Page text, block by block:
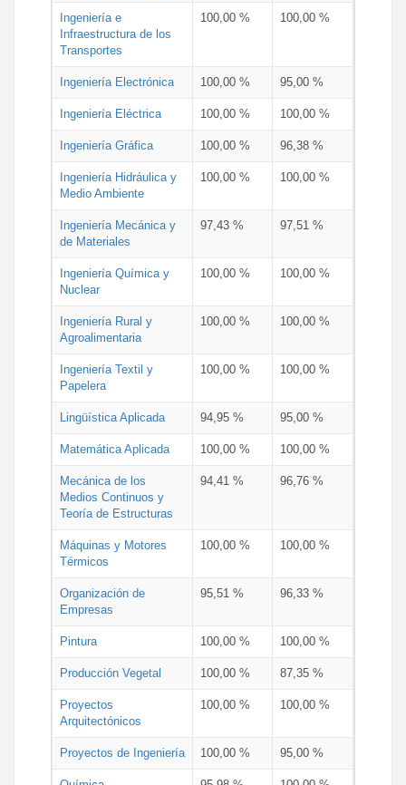
Ingeniería e
Infraestructura de los
Transportes
100,00 % 100,00 %
Ingeniería Electrónica 100,00 % 95,00 %
Ingeniería Eléctrica 100,00 % 100,00 %
Ingeniería Gráfica 100,00 % 96,38 %
Ingeniería Hidráulica y
Medio Ambiente
100,00 % 100,00 %
Ingeniería Mecánica y
de Materiales
97,43 % 97,51 %
Ingeniería Química y
Nuclear
100,00 % 100,00 %
Ingeniería Rural y
Agroalimentaria
100,00 % 100,00 %
Ingeniería Textil y
Papelera
100,00 % 100,00 %
Lingüística Aplicada 94,95 % 95,00 %
Matemática Aplicada 100,00 % 100,00 %
Mecánica de los
Medios Continuos y
Teoría de Estructuras
94,41 % 96,76 %
Máquinas y Motores
Térmicos
100,00 % 100,00 %
Organización de
Empresas
95,51 % 96,33 %
Pintura 100,00 % 100,00 %
Producción Vegetal 100,00 % 87,35 %
Proyectos
Arquitectónicos
100,00 % 100,00 %
Proyectos de Ingeniería 100,00 % 95,00 %